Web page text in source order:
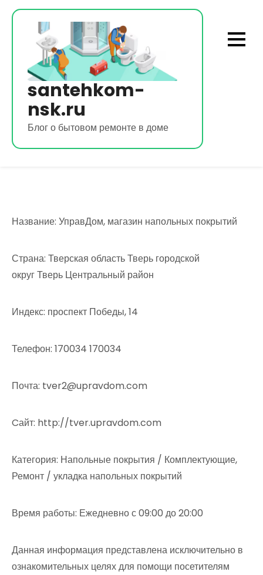
Перейти
содержимому
santehkom-
nsk.ru
Блог о бытовом ремонте в доме
Название: УправДом, магазин напольных покрытий
Страна: Тверская область Тверь городской
округ Тверь Центральный район
Индекс: проспект Победы, 14
Телефон: 170034 170034
Почта: tver2@upravdom.com
Cайт: http://tver.upravdom.com
Категория: Напольные покрытия / Комплектующие,
Ремонт / укладка напольных покрытий
Время работы: Ежедневно с 09:00 до 20:00
Данная информация представлена исключительно в
ознакомительных целях для помощи посетителям